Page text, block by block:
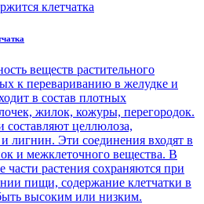
веществ растительного
к перевариванию в желудке и
в состав плотных
жилок, кожуры, перегородок.
составляют целлюлоза,
лигнин. Эти соединения входят в
и межклеточного вещества. В
части растения сохраняются при
пищи, содержание клетчатки в
высоким или низким.